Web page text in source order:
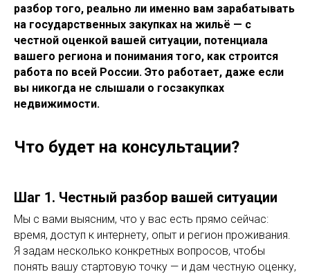
разбор того, реально ли именно вам зарабатывать
на государственных закупках на жильё — с
честной оценкой вашей ситуации, потенциала
вашего региона и понимания того, как строится
работа по всей России. Это работает, даже если
вы никогда не слышали о госзакупках
недвижимости.
Что будет на консультации?
Шаг 1. Честный разбор вашей ситуации
Мы с вами выясним, что у вас есть прямо сейчас:
время, доступ к интернету, опыт и регион проживания.
Я задам несколько конкретных вопросов, чтобы
понять вашу стартовую точку — и дам честную оценку,